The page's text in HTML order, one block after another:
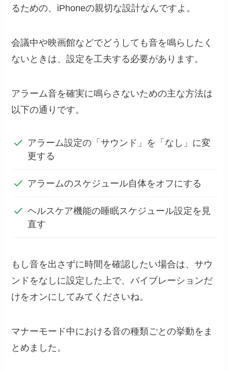
るための、iPhoneの親切な設計なんですよ。
会議中や映画館などでどうしても音を鳴らしたく
ないときは、設定を工夫する必要があります。
アラーム音を確実に鳴らさないための主な方法は
以下の通りです。
アラーム設定の「サウンド」を「なし」に変
更する
アラームのスケジュール自体をオフにする
ヘルスケア機能の睡眠スケジュール設定を見
直す
もし音を出さずに時間を確認したい場合は、サウ
ンドをなしに設定した上で、バイブレーションだ
けをオンにしてみてくださいね。
マナーモード中における音の種類ごとの挙動をま
とめました。